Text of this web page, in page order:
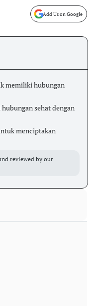
Add Us on Google
memiliki hubungan
sehat dengan
menciptakan
reviewed by our